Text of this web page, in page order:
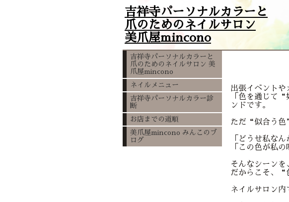
吉祥寺パーソナルカラーと
爪のためのネイルサロン
美爪屋mincono
出張イベント
「色を通じて
ンドです。
ただ“似合う色
「どうせ私な
「この色が私
そんなシーンを
だからこそ、“
ネイルサロン内
吉祥寺パーソナルカラーと
爪のためのネイルサロン 美
爪屋mincono
ネイルメニュー
吉祥寺パーソナルカラー診
断
お店までの道順
美爪屋mincono みんこのブ
ログ